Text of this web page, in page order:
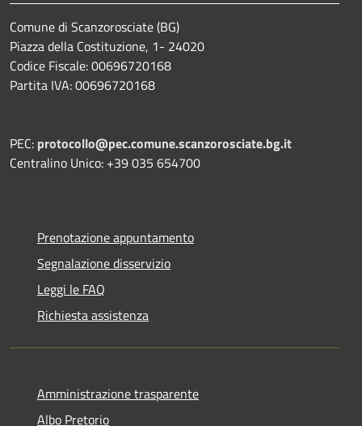
Comune di Scanzorosciate (BG)
Piazza della Costituzione, 1- 24020
Codice Fiscale: 00696720168
Partita IVA: 00696720168
PEC: protocollo@pec.comune.scanzorosciate.bg.it
Centralino Unico: +39 035 654700
Prenotazione appuntamento
Segnalazione disservizio
Leggi le FAQ
Richiesta assistenza
Amministrazione trasparente
Albo Pretorio